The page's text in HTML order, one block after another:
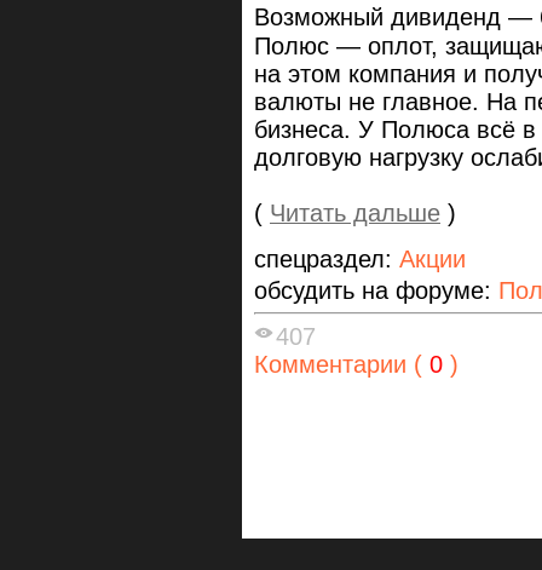
Возможный дивиденд —
Полюс — оплот,
на этом компания и
валюты не главное. На
бизнеса. У Полюса всё
долговую нагрузку
( Читать дальше )
спецраздел: Акции
обсудить на форуме:
407
Комментарии ( 0 )